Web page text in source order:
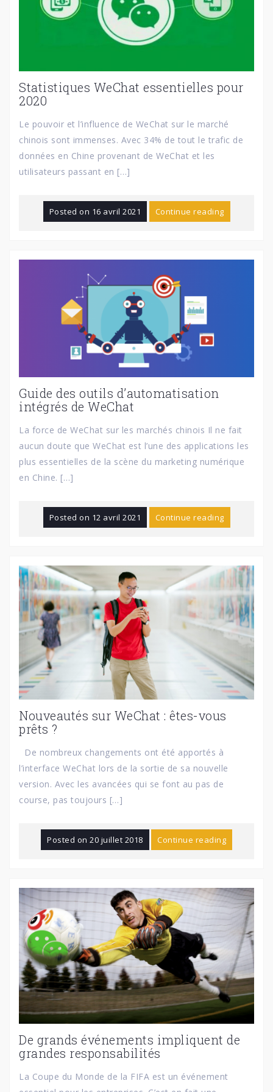
Statistiques WeChat essentielles pour
2020
Le pouvoir et l’influence de WeChat sur le marché
chinois sont immenses. Avec 34% de tout le trafic de
données en Chine provenant de WeChat et les
utilisateurs passant en […]
Posted on 16 avril 2021 Continue reading
Guide des outils d’automatisation
intégrés de WeChat
La force de WeChat sur les marchés chinois Il ne fait
aucun doute que WeChat est l’une des applications les
plus essentielles de la scène du marketing numérique
en Chine. […]
Posted on 12 avril 2021 Continue reading
Nouveautés sur WeChat : êtes-vous
prêts ?
De nombreux changements ont été apportés à
l’interface WeChat lors de la sortie de sa nouvelle
version. Avec les avancées qui se font au pas de
course, pas toujours […]
Posted on 20 juillet 2018 Continue reading
De grands événements impliquent de
grandes responsabilités
La Coupe du Monde de la FIFA est un événement